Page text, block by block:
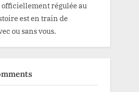
régulée au
est en train de
ou sans vous.